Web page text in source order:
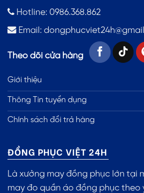
Hotline: 0986.368.862
Email:
Theo dõi cửa hàng
Giới thiệu
Thông Tin tuyển dụng
Chính sách đổi trả hàng
ĐỒNG PHỤC VIỆT 24H
Là xưởng may đồng phục lớn tại
may đo quần áo đồng phục theo